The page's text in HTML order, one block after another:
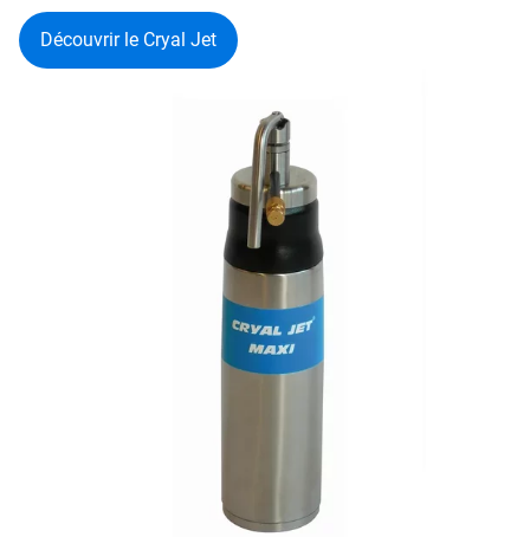
Découvrir le Cryal Jet